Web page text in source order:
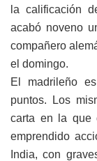
la calificación
acabó noveno
compañero
el domingo.
El madrileño
puntos. Los
carta en la que
emprendido
India, con